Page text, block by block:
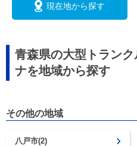
現在地から探す
青森県の大型トラン
ナを地域から探す
その他の地域
八戸市(2)